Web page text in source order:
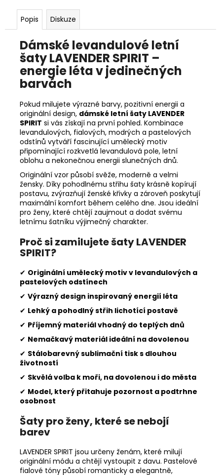
Popis Diskuze
Dámské levandulové letní
šaty LAVENDER SPIRIT –
energie léta v jedinečných
barvách
Pokud milujete výrazné barvy, pozitivní energii a
originální design, dámské letní šaty LAVENDER
SPIRIT si vás získají na první pohled. Kombinace
levandulových, fialových, modrých a pastelových
odstínů vytváří fascinující umělecký motiv
připomínající rozkvetlá levandulová pole, letní
oblohu a nekonečnou energii slunečných dnů.
Originální vzor působí svěže, moderně a velmi
žensky. Díky pohodlnému střihu šaty krásně kopírují
postavu, zvýrazňují ženské křivky a zároveň poskytují
maximální komfort během celého dne. Jsou ideální
pro ženy, které chtějí zaujmout a dodat svému
letnímu šatníku výjimečný charakter.
Proč si zamilujete šaty LAVENDER
SPIRIT?
✔ Originální umělecký motiv v levandulových a
pastelových odstínech
✔ Výrazný design inspirovaný energií léta
✔ Lehký a pohodlný střih lichotící postavě
✔ Příjemný materiál vhodný do teplých dnů
✔ Nemačkavý materiál ideální na dovolenou
✔ Stálobarevný sublimační tisk s dlouhou
životností
✔ Skvělá volba k moři, na dovolenou i do města
✔ Model, který přitahuje pozornost a podtrhne
osobnost
Šaty pro ženy, které se nebojí
barev
LAVENDER SPIRIT jsou určeny ženám, které milují
originální módu a chtějí vystoupit z davu. Pastelové
fialové tóny působí romanticky a elegantně,